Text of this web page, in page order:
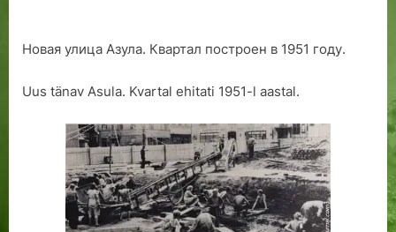
Новая улица Азула. Квартал построен в 1951 году.
Uus tänav Asula. Kvartal ehitati 1951-l aastal.